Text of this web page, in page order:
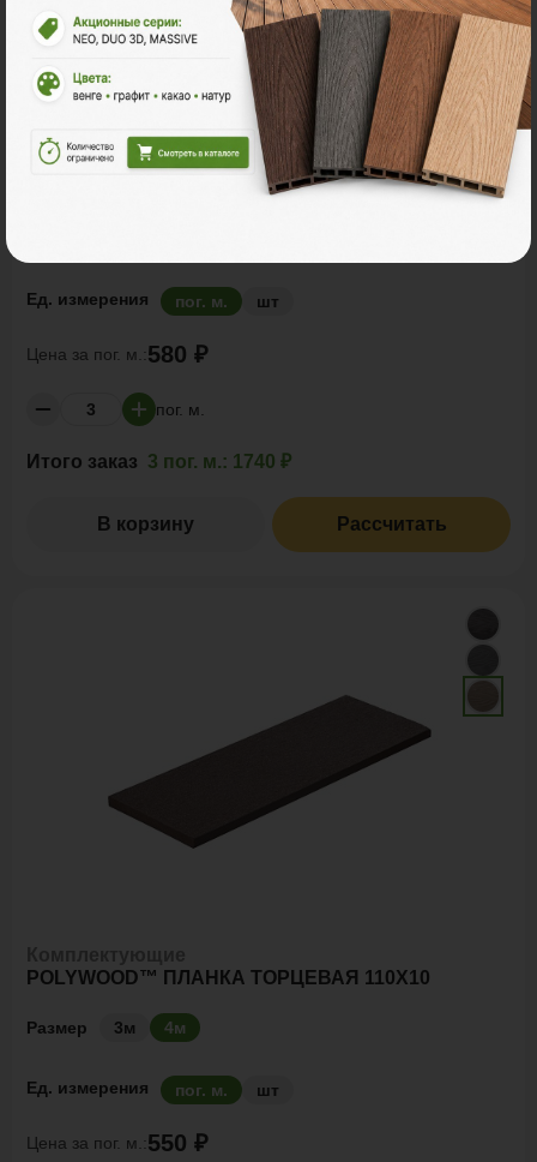
Комплектующие
POLYWOOD™ ПЛАНКА ТОРЦЕВАЯ 140X12 COLOR
Ед. измерения пог. м. шт
Цена за пог. м.:580 ₽
пог. м.
Итого заказ 3 пог. м.: 1740 ₽
В корзину Рассчитать
POLYWOOD™ ПЛАНКА ТОРЦЕВАЯ 110Х10
Размер 3м 4м
Ед. измерения пог. м. шт
Цена за пог. м.:550 ₽